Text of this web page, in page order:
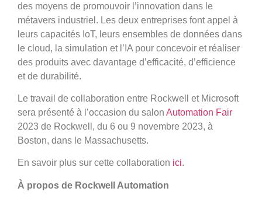
des moyens de promouvoir l’innovation dans le
métavers industriel. Les deux entreprises font appel à
leurs capacités IoT, leurs ensembles de données dans
le cloud, la simulation et l’IA pour concevoir et réaliser
des produits avec davantage d’efficacité, d’efficience
et de durabilité.
Le travail de collaboration entre Rockwell et Microsoft
sera présenté à l’occasion du salon Automation Fair
2023 de Rockwell, du 6 ou 9 novembre 2023, à
Boston, dans le Massachusetts.
En savoir plus sur cette collaboration ici.
À propos de Rockwell Automation